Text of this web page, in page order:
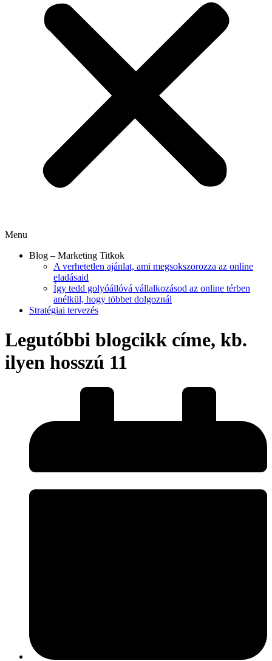
Menu
Blog – Marketing Titkok
A verhetetlen ajánlat, ami megsokszorozza az online
eladásaid
Így tedd golyóállóvá vállalkozásod az online térben
anélkül, hogy többet dolgoznál​
Stratégiai tervezés
Legutóbbi blogcikk címe, kb.
ilyen hosszú 11